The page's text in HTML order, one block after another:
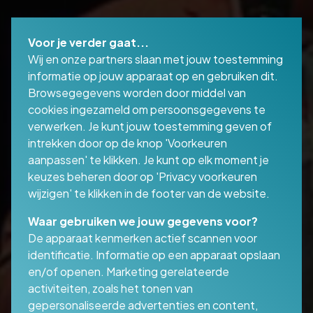
Spreker en presentator
Spreker Presentator
Beluister hier de nieuwe podcast
aflevering van In Gesprek Met op Spotify
Voor je verder gaat...
Wij en onze partners slaan met jouw toestemming
informatie op jouw apparaat op en gebruiken dit.
Browsegegevens worden door middel van
cookies ingezameld om persoonsgegevens te
verwerken. Je kunt jouw toestemming geven of
intrekken door op de knop 'Voorkeuren
aanpassen' te klikken. Je kunt op elk moment je
keuzes beheren door op 'Privacy voorkeuren
wijzigen' te klikken in de footer van de website.
Waar gebruiken we jouw gegevens voor?
De apparaat kenmerken actief scannen voor
identificatie. Informatie op een apparaat opslaan
en/of openen. Marketing gerelateerde
activiteiten, zoals het tonen van
gepersonaliseerde advertenties en content,